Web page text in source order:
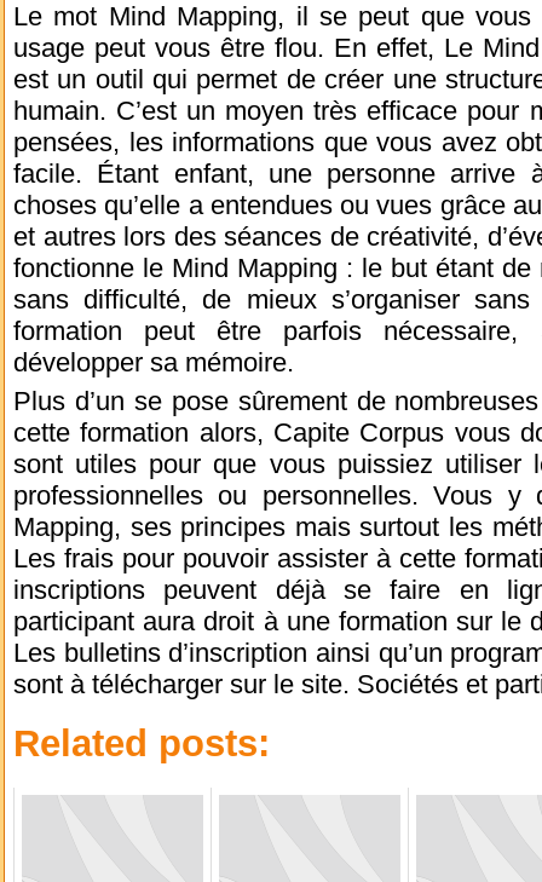
Le mot Mind Mapping, il se peut que
usage peut vous être flou. En effet, Le
est un outil qui permet de créer une
humain. C’est un moyen très efficace pour
pensées, les informations que vous avez
facile. Étant enfant, une personne arrive
choses qu’elle a entendues ou vues grâce
et autres lors des séances de créativité,
fonctionne le Mind Mapping : le but étant
sans difficulté, de mieux s’organiser
formation peut être parfois
développer sa mémoire.
Plus d’un se pose sûrement de
cette formation alors, Capite Corpus vous
sont utiles pour que vous puissiez utiliser
professionnelles ou personnelles. Vous y
Mapping, ses principes mais surtout les
Les frais pour pouvoir assister à cette
inscriptions peuvent déjà se faire en
participant aura droit à une formation sur le
Les bulletins d’inscription ainsi qu’un
sont à télécharger sur le site. Sociétés et
Related posts: